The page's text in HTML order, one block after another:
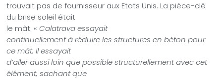
trouvait pas de fournisseur aux Etats Unis. La pièce-clé
du brise soleil était
le mât. «Calatrava essayait
continuellement à réduire les structures en béton pour
ce mât. Il essayait
d’aller aussi loin que possible structurellement avec cet
élément, sachant que